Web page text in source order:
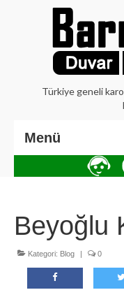
Türkiye geneli
Menü
Anasayfa
İstanbul Karot
Beton Delme
Elmaslı Kesme
Beyoğlu
Kategori: Blog | 0